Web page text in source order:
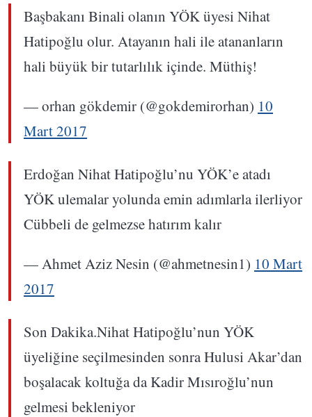
Başbakanı Binali olanın YÖK üyesi Nihat
Hatipoğlu olur. Atayanın hali ile atananların
hali büyük bir tutarlılık içinde. Müthiş!
— orhan gökdemir (@gokdemirorhan) 10
Mart 2017
Erdoğan Nihat Hatipoğlu’nu YÖK’e atadı
YÖK ulemalar yolunda emin adımlarla ilerliyor
Cübbeli de gelmezse hatırım kalır
— Ahmet Aziz Nesin (@ahmetnesin1) 10 Mart
2017
Son Dakika.Nihat Hatipoğlu’nun YÖK
üyeliğine seçilmesinden sonra Hulusi Akar’dan
boşalacak koltuğa da Kadir Mısıroğlu’nun
gelmesi bekleniyor